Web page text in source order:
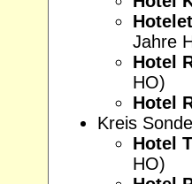
Jahre
Hotel
HO)
Hotel
Kreis
Hotel
HO)